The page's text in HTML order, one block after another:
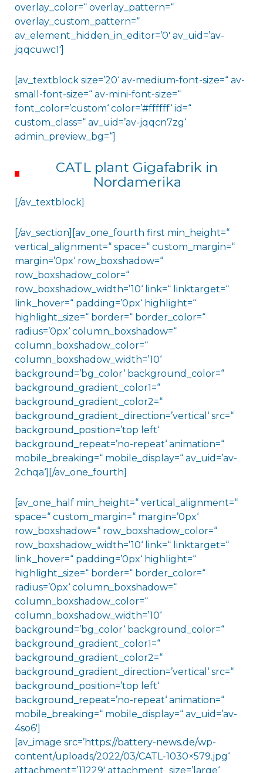
overlay_color=“ overlay_pattern=“
overlay_custom_pattern=“
av_element_hidden_in_editor=’0′ av_uid=’av-
jqqcuwc1′]
[av_textblock size=’20‘ av-medium-font-size=“ av-
small-font-size=“ av-mini-font-size=“
font_color=’custom‘ color=’#ffffff‘ id=“
custom_class=“ av_uid=’av-jqqcn7zg‘
admin_preview_bg=“]
CATL plant Gigafabrik in
Nordamerika
[/av_textblock]
[/av_section][av_one_fourth first min_height=“
vertical_alignment=“ space=“ custom_margin=“
margin=’0px‘ row_boxshadow=“
row_boxshadow_color=“
row_boxshadow_width=’10‘ link=“ linktarget=“
link_hover=“ padding=’0px‘ highlight=“
highlight_size=“ border=“ border_color=“
radius=’0px‘ column_boxshadow=“
column_boxshadow_color=“
column_boxshadow_width=’10‘
background=’bg_color‘ background_color=“
background_gradient_color1=“
background_gradient_color2=“
background_gradient_direction=’vertical‘ src=“
background_position=’top left‘
background_repeat=’no-repeat‘ animation=“
mobile_breaking=“ mobile_display=“ av_uid=’av-
2chqa‘][/av_one_fourth]
[av_one_half min_height=“ vertical_alignment=“
space=“ custom_margin=“ margin=’0px‘
row_boxshadow=“ row_boxshadow_color=“
row_boxshadow_width=’10‘ link=“ linktarget=“
link_hover=“ padding=’0px‘ highlight=“
highlight_size=“ border=“ border_color=“
radius=’0px‘ column_boxshadow=“
column_boxshadow_color=“
column_boxshadow_width=’10‘
background=’bg_color‘ background_color=“
background_gradient_color1=“
background_gradient_color2=“
background_gradient_direction=’vertical‘ src=“
background_position=’top left‘
background_repeat=’no-repeat‘ animation=“
mobile_breaking=“ mobile_display=“ av_uid=’av-
4so6′]
[av_image src=’https://battery-news.de/wp-
content/uploads/2022/03/CATL-1030×579.jpg‘
attachment=’11229′ attachment_size=’large‘